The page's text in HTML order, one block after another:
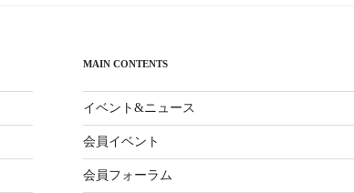
MAIN CONTENTS
イベント&ニュース
会員イベント
会員フォーラム